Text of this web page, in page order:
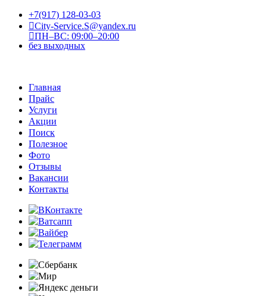
+7(917) 128-03-03
City-Service.S@yandex.ru
ПН–ВС: 09:00–20:00
без выходных
Главная
Прайс
Услуги
Акции
Поиск
Полезное
Фото
Отзывы
Вакансии
Контакты